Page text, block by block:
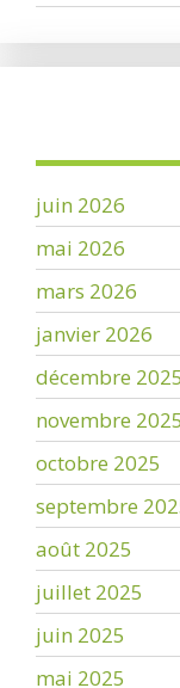
juin 2026
mai 2026
mars 2026
janvier 2026
décembre 2025
novembre 2025
octobre 2025
septembre
août 2025
juillet 2025
juin 2025
mai 2025